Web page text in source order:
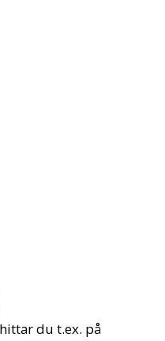
du t.ex. på